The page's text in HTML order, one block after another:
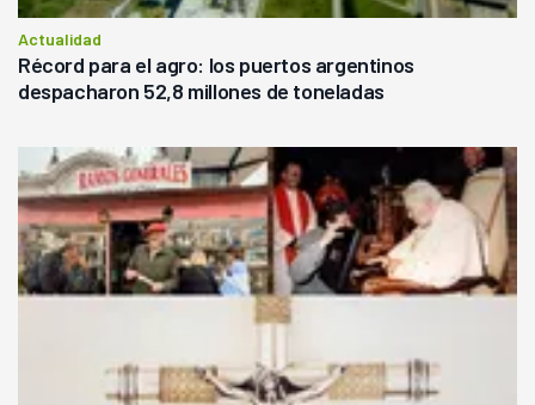
Actualidad
Récord para el agro: los puertos argentinos
despacharon 52,8 millones de toneladas